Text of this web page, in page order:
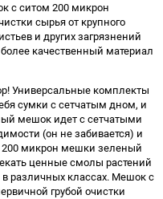
с ситом 200 микрон
сырья от крупного
и других загрязнений
качественный материал
Универсальные комплекты
сумки с сетчатым дном, и
мешок идет с сетчатыми
(он не забивается) и
200 микрон мешки зеленый
ценные смолы растений
различных классах. Мешок с
грубой очистки